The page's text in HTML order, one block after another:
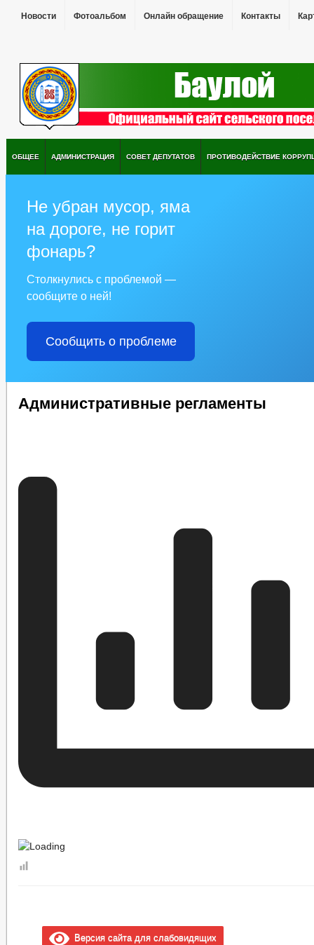
Новости Фотоальбом Онлайн обращение Контакты
ОБЩЕЕ АДМИНИСТРАЦИЯ СОВЕТ ДЕПУТАТОВ ПРОТИВОДЕЙСТВИЕ
Не убран мусор, яма
на дороге, не горит
фонарь?
Столкнулись с проблемой —
сообщите о ней!
Сообщить о проблеме
Административные регламенты
Версия сайта для слабовидящих